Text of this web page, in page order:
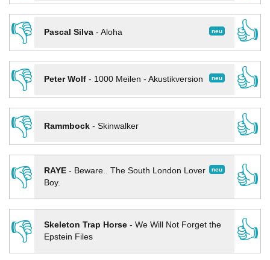
👎
neu
Pascal Silva- Aloha
👍
👎
neu
Peter Wolf- 1000 Meilen - Akustikversion
👍
👎
Rammbock- Skinwalker
👍
👎
neu
RAYE- Beware.. The South London Lover
Boy.
👍
👎 Skeleton Trap Horse- We Will Not Forget the
Epstein Files
👍